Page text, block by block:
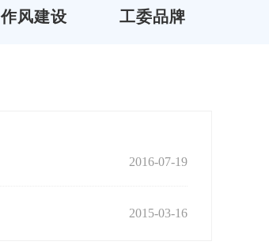
作风建设 工委品牌
2016-07-19
2015-03-16